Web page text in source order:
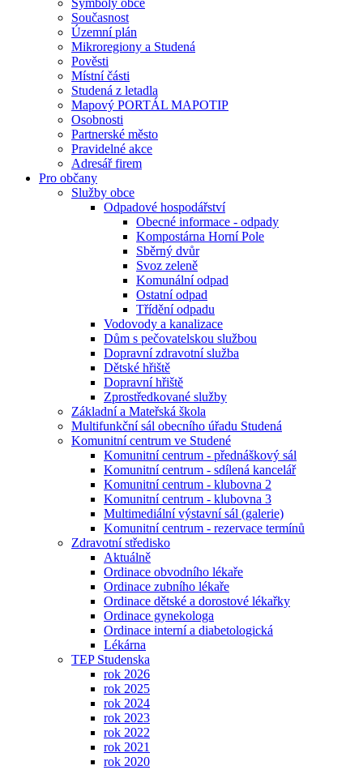
Symboly obce
Současnost
Územní plán
Mikroregiony a Studená
Pověsti
Místní části
Studená z letadla
Mapový PORTÁL MAPOTIP
Osobnosti
Partnerské město
Pravidelné akce
Adresář firem
Pro občany
Služby obce
Odpadové hospodářství
Obecné informace - odpady
Kompostárna Horní Pole
Sběrný dvůr
Svoz zeleně
Komunální odpad
Ostatní odpad
Třídění odpadu
Vodovody a kanalizace
Dům s pečovatelskou službou
Dopravní zdravotní služba
Dětské hřiště
Dopravní hřiště
Zprostředkované služby
Základní a Mateřská škola
Multifunkční sál obecního úřadu Studená
Komunitní centrum ve Studené
Komunitní centrum - přednáškový sál
Komunitní centrum - sdílená kancelář
Komunitní centrum - klubovna 2
Komunitní centrum - klubovna 3
Multimediální výstavní sál (galerie)
Komunitní centrum - rezervace termínů
Zdravotní středisko
Aktuálně
Ordinace obvodního lékaře
Ordinace zubního lékaře
Ordinace dětské a dorostové lékařky
Ordinace gynekologa
Ordinace interní a diabetologická
Lékárna
TEP Studenska
rok 2026
rok 2025
rok 2024
rok 2023
rok 2022
rok 2021
rok 2020